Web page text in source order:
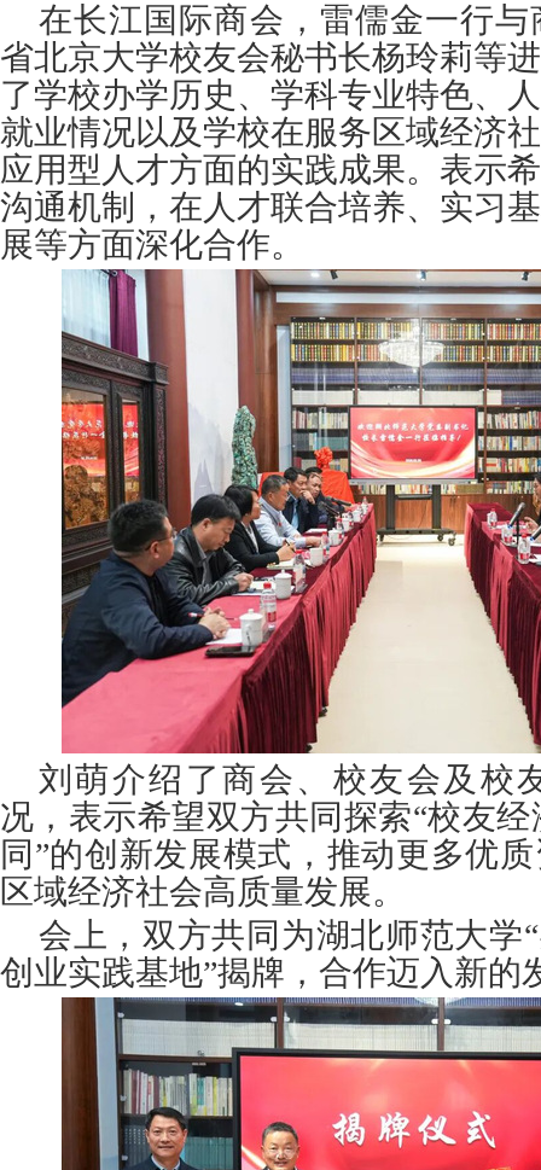
在长江国际商会，雷儒金一行
省北京大学校友会秘书长杨玲莉等
了学校办学历史、学科专业特色、
就业情况以及学校在服务区域经济
应用型人才方面的实践成果。表示
沟通机制，在人才联合培养、实习
展等方面深化合作。
刘萌介绍了商会、校友会及校
况，表示希望双方共同探索“校友
同”的创新发展模式，推动更多优
区域经济社会高质量发展。
会上，双方共同为湖北师范大学
创业实践基地”揭牌，合作迈入新的